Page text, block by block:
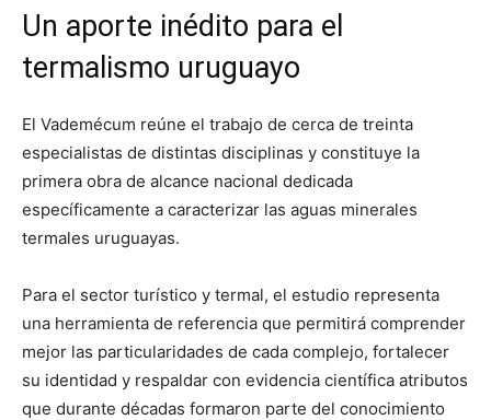
Un aporte inédito para el
termalismo uruguayo
El Vademécum reúne el trabajo de cerca de treinta
especialistas de distintas disciplinas y constituye la
primera obra de alcance nacional dedicada
específicamente a caracterizar las aguas minerales
termales uruguayas.
Para el sector turístico y termal, el estudio representa
una herramienta de referencia que permitirá comprender
mejor las particularidades de cada complejo, fortalecer
su identidad y respaldar con evidencia científica atributos
que durante décadas formaron parte del conocimiento